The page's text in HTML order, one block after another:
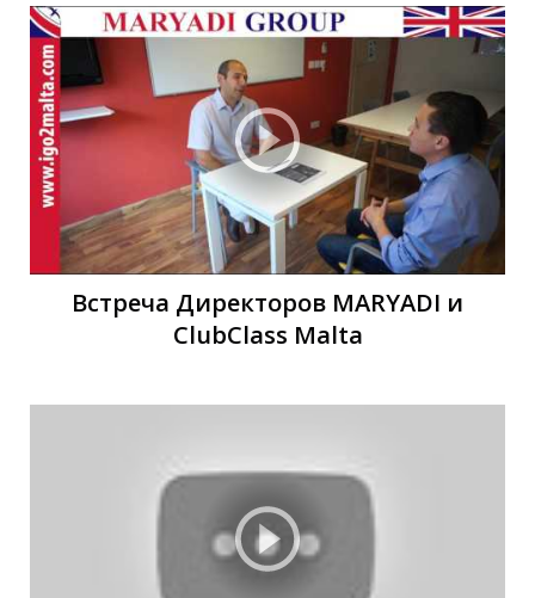
А
Р
Встреча Директоров MARYADI и
ClubClass Malta